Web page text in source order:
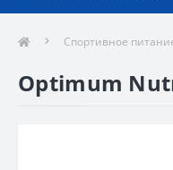
Спортивное
Optimum